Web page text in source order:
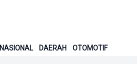
NASIONAL DAERAH OTOMOTIF